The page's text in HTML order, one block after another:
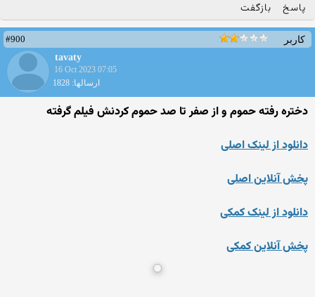
پاسخ بازگفت
کاربر
#900
tavaty
16 Oct 2023 07:05
ارسالها: 1828
دختره رفته حموم و از صفر تا صد حموم کردنش فیلم گرفته
دانلود از لینک اصلی
پخش آنلاین اصلی
دانلود از لینک کمکی
پخش آنلاین کمکی